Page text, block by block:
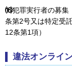
⒃犯罪実行者の募集
条第2号又は特定受
12条第1項）
違法オンライ